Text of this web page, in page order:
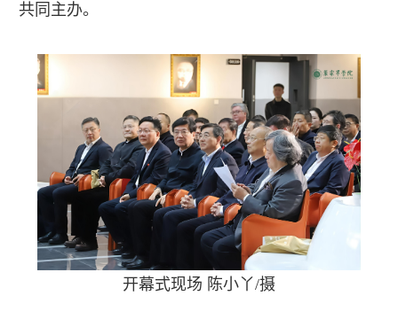
共同主办。
开幕式现场 陈小丫/摄